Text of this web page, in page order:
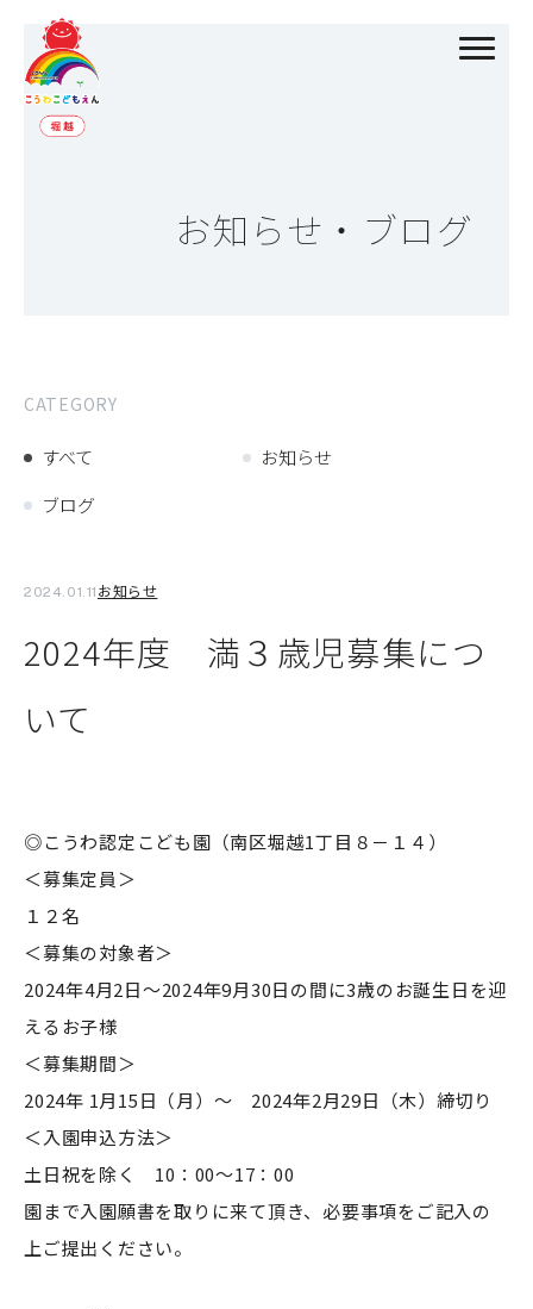
お知らせ・ブログ
CATEGORY
すべて
お知らせ
ブログ
2024.01.11 お知らせ
2024年度 満３歳児募集につ
いて
◎こうわ認定こども園（南区堀越1丁目８－１４）
＜募集定員＞
１２名
＜募集の対象者＞
2024年4月2日～2024年9月30日の間に3歳のお誕生日を迎
えるお子様
＜募集期間＞
2024年 1月15日（月）～ 2024年2月29日（木）締切り
＜入園申込方法＞
土日祝を除く 10：00～17：00
園まで入園願書を取りに来て頂き、必要事項をご記入の
上ご提出ください。